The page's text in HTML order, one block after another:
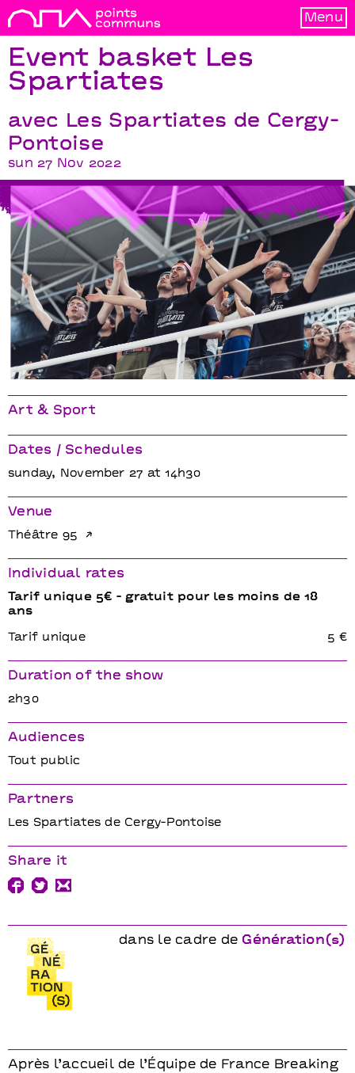
Menu
Event basket Les
Spartiates
avec Les Spartiates de Cergy-
Pontoise
sun 27 Nov 2022
Event basket Les Spartiates
dans le cadre de Génération(s)
Après l’accueil de l’Équipe de France Breaking
Art & Sport
Dates / Schedules
sunday, November 27 at 14h30
Venue
Théâtre 95
Individual rates
Tarif unique 5€ - gratuit pour les moins de 18
ans
Tarif unique 5 €
Duration of the show
2h30
Audiences
Tout public
Partners
Les Spartiates de Cergy-Pontoise
Share it